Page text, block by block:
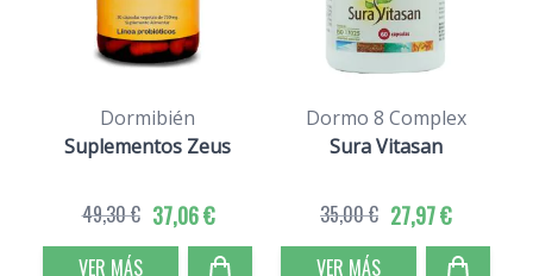
Dormibién
Suplementos Zeus
37,06 €
49,30 €
VER MÁS
Dormo 8 Complex
Sura Vitasan
27,97 €
35,00 €
VER MÁS